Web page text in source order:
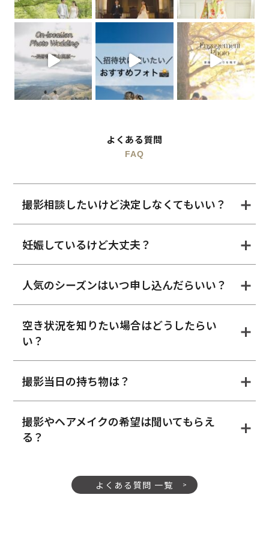
よくある質問
FAQ
撮影相談したいけど決定しなくてもいい？
妊娠しているけど大丈夫？
人気のシーズンはいつ申し込んだらいい？
空き状況を知りたい場合はどうしたらい
い？
撮影当日の持ち物は？
撮影やヘアメイクの希望は聞いてもらえ
る？
よくある質問 一覧